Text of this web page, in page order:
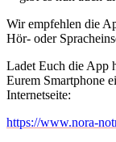
Wir empfehlen die
Hör- oder
Ladet Euch die App
Eurem Smartphone
Internetseite:
https://www.nora-